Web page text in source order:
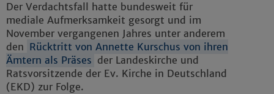
Der Verdachtsfall hatte bundesweit für
mediale Aufmerksamkeit gesorgt und im
November vergangenen Jahres unter anderem
den Rücktritt von Annette Kurschus von ihren
Ämtern als Präses der Landeskirche und
Ratsvorsitzende der Ev. Kirche in Deutschland
(EKD) zur Folge.